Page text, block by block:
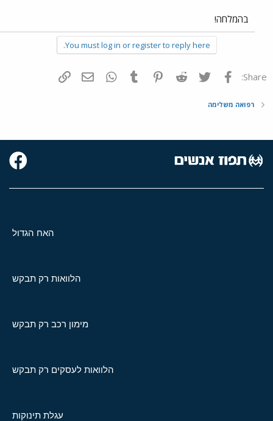
בהמלחה!
You must log in or register to reply here.
Share: פייסבוק Twitter
Reddit
Pinterest
Tumblr
WhatsAppדואר אלקטרוני
רפואה משלימה
האח הגדול
הלוואות רק תבקש
מימון רכב רק תבקש
הלוואות לעסקים רק תבקש
עגלת תינוקות